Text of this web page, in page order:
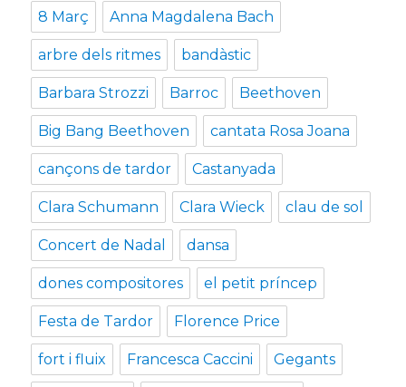
8 Març Anna Magdalena Bach
arbre dels ritmes bandàstic
Barbara Strozzi Barroc Beethoven
Big Bang Beethoven cantata Rosa Joana
cançons de tardor Castanyada
Clara Schumann Clara Wieck clau de sol
Concert de Nadal dansa
dones compositores el petit príncep
Festa de Tardor Florence Price
fort i fluix Francesca Caccini Gegants